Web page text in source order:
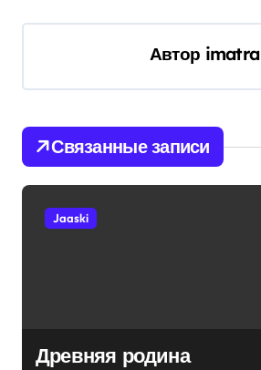
в
ц
и
я
Автор imatra
Связанные записи
Jaaski
Древняя родина